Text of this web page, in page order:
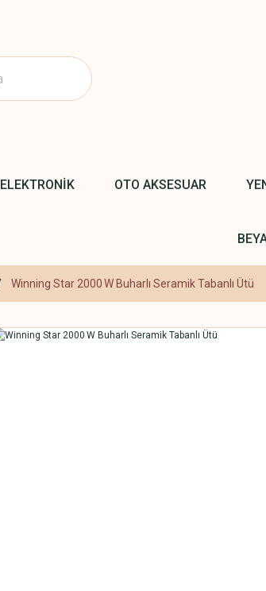
ELEKTRONİK OTO AKSESUAR
Winning Star 2000 W Buharlı Seramik Tabanlı Ütü